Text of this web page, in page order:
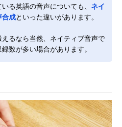
る英語の音声についても、 ネイ
合成といった違いがあります。
るなら当然、ネイティブ音声で
数が多い場合があります。